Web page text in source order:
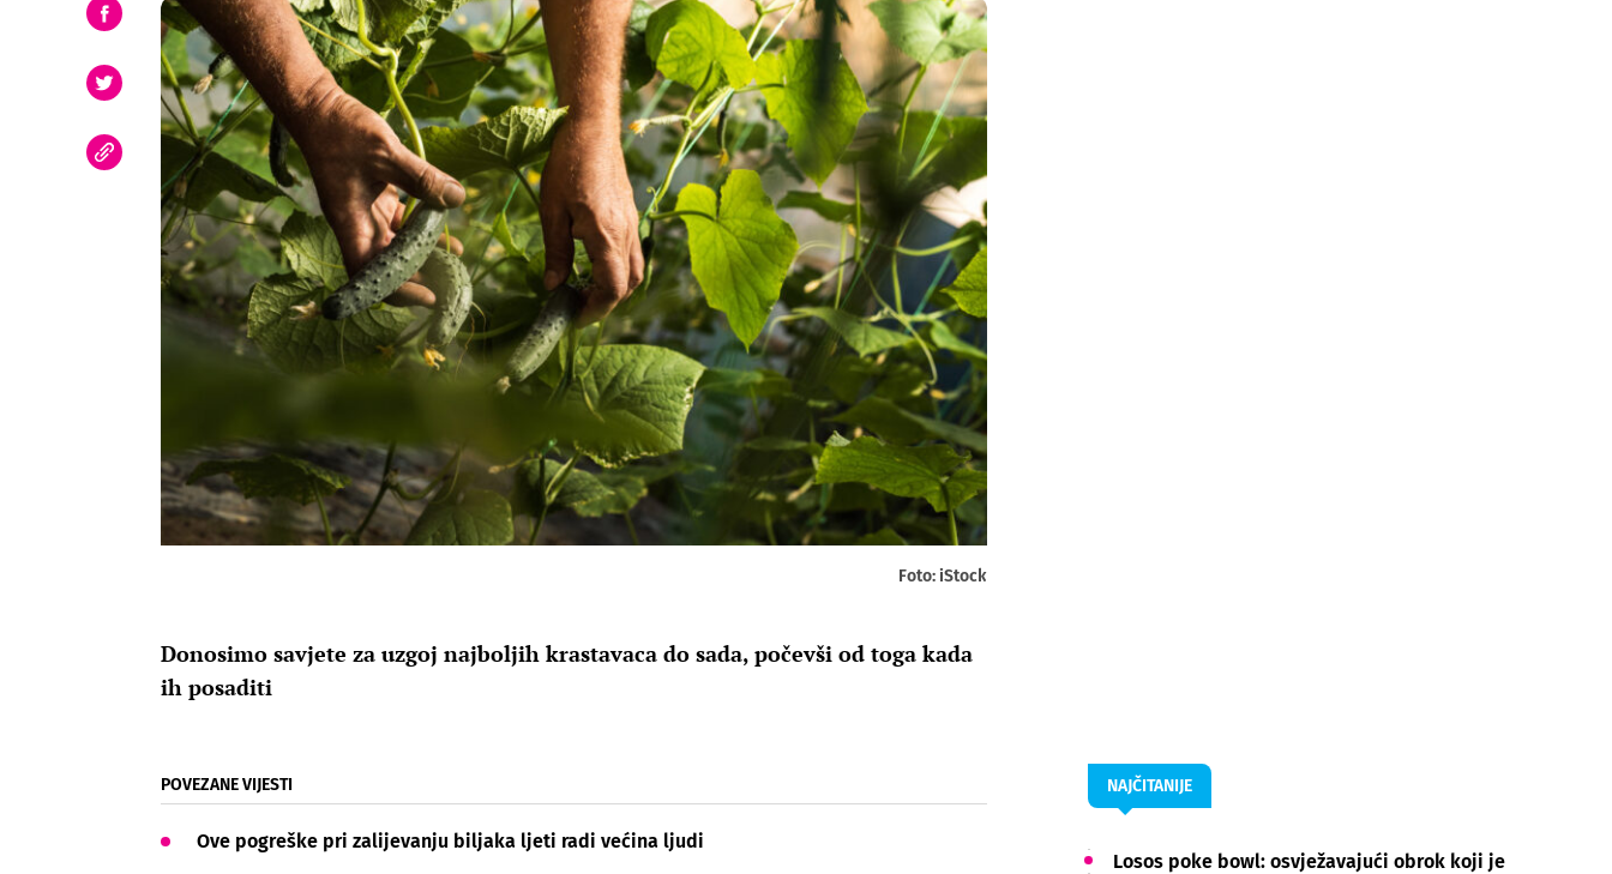
Foto: iStock
Donosimo savjete za uzgoj najboljih krastavaca do sada, počevši od toga kada
ih posaditi
POVEZANE VIJESTI
Ove pogreške pri zalijevanju biljaka ljeti radi većina ljudi
NAJČITANIJE
Losos poke bowl: osvježavajući obrok koji je